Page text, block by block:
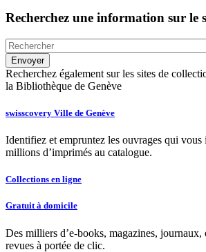
Recherchez une information sur le
Recherchez également sur les sites de
la Bibliothèque de Genève
swisscovery Ville de Genève
Identifiez et empruntez les ouvrages qui vous
millions d’imprimés au catalogue.
Collections en ligne
Gratuit à domicile
Des milliers d’e-books, magazines, journaux,
revues à portée de clic.